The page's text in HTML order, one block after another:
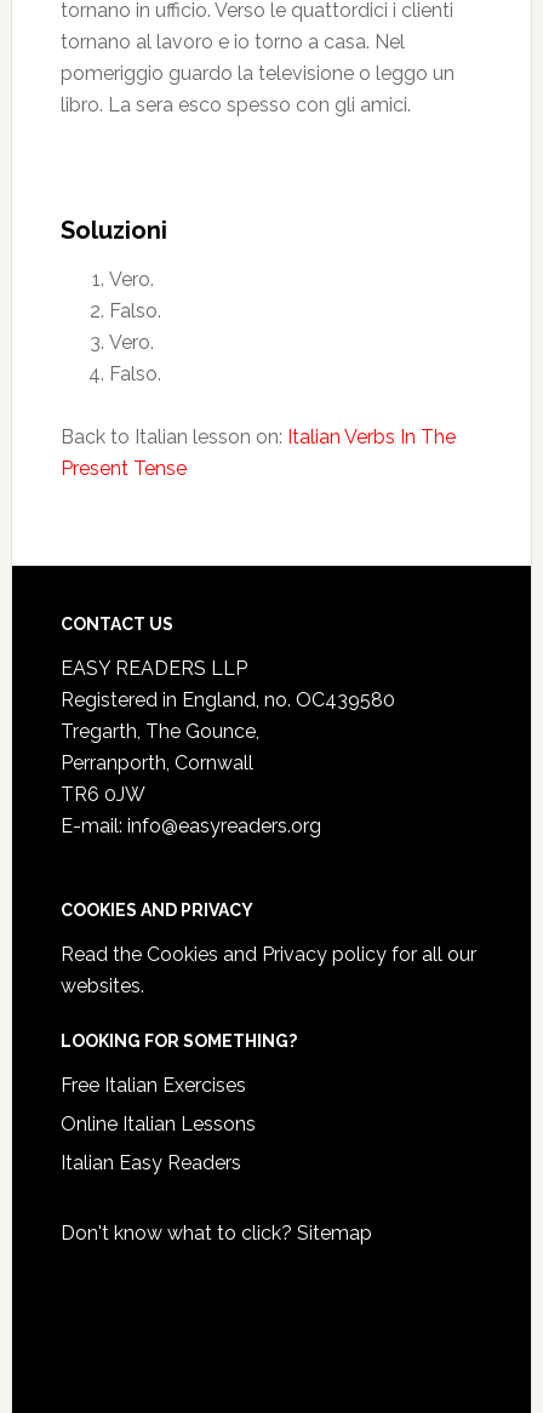
tornano in ufficio. Verso le quattordici i clienti
tornano al lavoro e io torno a casa. Nel
pomeriggio guardo la televisione o leggo un
libro. La sera esco spesso con gli amici.
Soluzioni
Vero.
Falso.
Vero.
Falso.
Back to Italian lesson on: Italian Verbs In The
Present Tense
CONTACT US
EASY READERS LLP
Registered in England, no. OC439580
Tregarth, The Gounce,
Perranporth, Cornwall
TR6 0JW
E-mail: info@easyreaders.org
COOKIES AND PRIVACY
Read the Cookies and Privacy policyfor all our
websites.
LOOKING FOR SOMETHING?
Free Italian Exercises
Online Italian Lessons
Italian Easy Readers
Don't know what to click? Sitemap